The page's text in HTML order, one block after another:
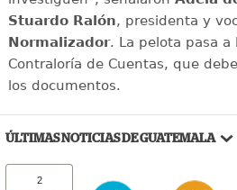
Stuardo Ralón, presidenta y
Normalizador. La pelota pasa a
Contraloría de Cuentas, que
los documentos.
ÚLTIMAS NOTICIAS DE GUATEMALA
2